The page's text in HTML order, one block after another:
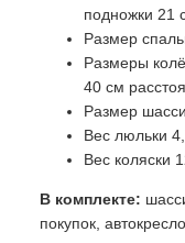
подножки 21
Размер
Размеры
40 см
Размер
Вес люльки
Вес коляски
В комплекте:
покупок, автокресло.